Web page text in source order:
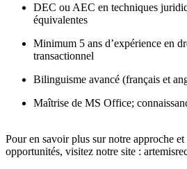
DEC ou AEC en techniques
équivalentes
Minimum 5 ans d’expérience en
transactionnel
Bilinguisme avancé (français et
Maîtrise de MS Office;
Pour en savoir plus sur notre approche
opportunités, visitez notre site :